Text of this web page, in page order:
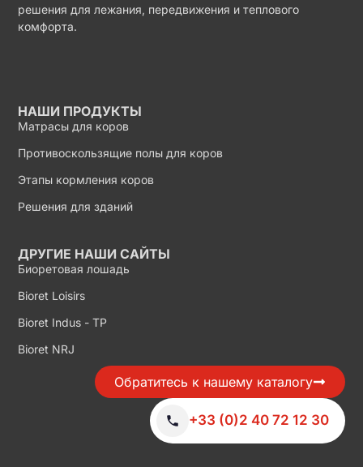
решения для лежания, передвижения и теплового
комфорта.
НАШИ ПРОДУКТЫ
Матрасы для коров
Противоскользящие полы для коров
Этапы кормления коров
Решения для зданий
ДРУГИЕ НАШИ САЙТЫ
Биоретовая лошадь
Bioret Loisirs
Bioret Indus - TP
Bioret NRJ
Обратитесь к нашему каталогу
+33 (0)2 40 72 12 30